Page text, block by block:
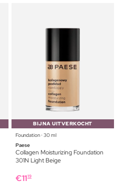
BIJNA UITVERKOCHT
Foundation ⋅ 30 ml
Paese
Collagen Moisturizing Foundation
301N Light Beige
€1119